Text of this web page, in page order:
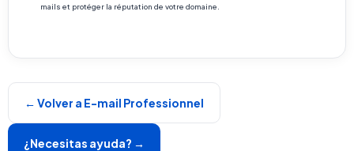
mails et protéger la réputation de votre domaine.
← Volver a E-mail Professionnel
¿Necesitas ayuda? →